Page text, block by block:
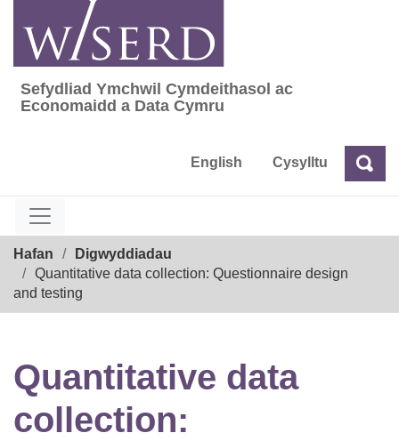
content
Sefydliad Ymchwil Cymdeithasol ac
Sefydliad Ymchwil Cymdeithasol ac
Economaidd a Data Cymru
English Cysylltu Chwilio
Hafan
Digwyddiadau
Quantitative data collection: Questionnaire design
and testing
Quantitative data
collection: